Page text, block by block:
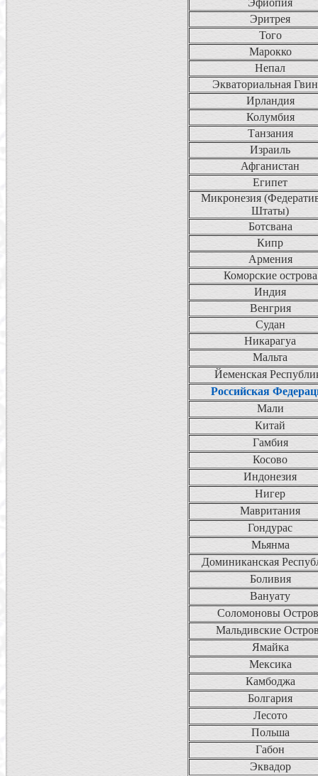
Эфиопия
Эритрея
Того
Марокко
Непал
Экваториальная
Ирландия
Колумбия
Танзания
Израиль
Афганистан
Египет
Микронезия
Штаты)
Ботсвана
Кипр
Армения
Коморские острова
Индия
Венгрия
Судан
Никарагуа
Мальта
Йеменская
Российская
Мали
Китай
Гамбия
Косово
Индонезия
Нигер
Мавритания
Гондурас
Мьянма
Доминиканская
Боливия
Вануату
Соломоновы
Мальдивские
Ямайка
Мексика
Камбоджа
Болгария
Лесото
Польша
Габон
Эквадор